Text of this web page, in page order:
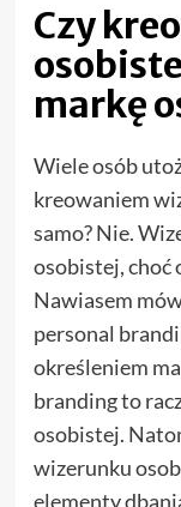
Czy
markę
Wiele osób
kreowaniem
samo? Nie.
osobistej, choć
Nawiasem
personal
określeniem
branding to
osobistej.
wizerunku
elementy